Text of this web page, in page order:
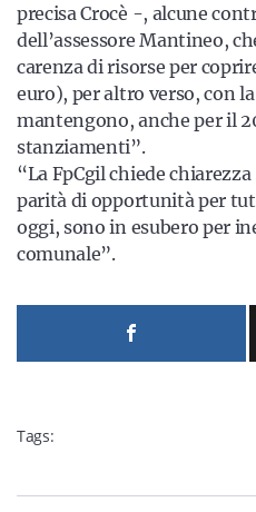
precisa Crocè -, alcune
dell’assessore Mantineo,
carenza di risorse per
euro), per altro verso, con
mantengono, anche per il
stanziamenti”.
“La FpCgil chiede
parità di opportunità per
oggi, sono in esubero per
comunale”.
Tags: